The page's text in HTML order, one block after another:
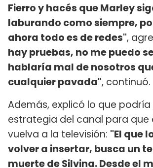
Fierro y hacés que Marley
laburando como siempre,
ahora todo es de redes",
hay pruebas, no me puedo
hablaría mal de nosotros
cualquier pavada", continuó.
Además, explicó lo que podría
estrategia del canal para que
vuelva a la televisión: "El que
volver a insertar, busca un
muerte de Silvina. Desde el